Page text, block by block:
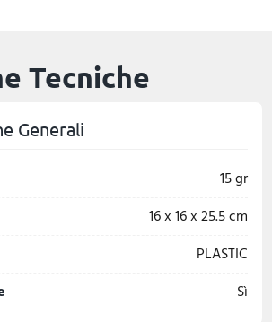
Tecniche
Generali
15 gr
16 x 16 x 25.5 cm
PLASTIC
Sì